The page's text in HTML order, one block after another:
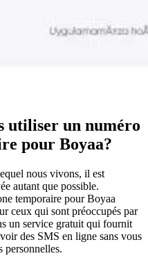
utiliser un numéro
pour Boyaa?
nous vivons, il est
autant que possible.
temporaire pour Boyaa
ceux qui sont préoccupés par
un service gratuit qui fournit
des SMS en ligne sans vous
personnelles.